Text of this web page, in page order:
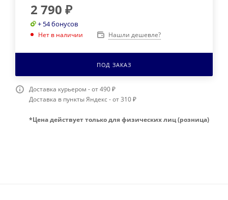
2 790 ₽
+ 54 бонусов
Нет в наличии Нашли дешевле?
ПОД ЗАКАЗ
Доставка курьером - от 490 ₽
Доставка в пункты Яндекс - от 310 ₽
*Цена действует только для физических лиц (розница)